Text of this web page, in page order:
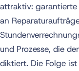
attraktiv: garantierte
an
und Prozesse, die
diktiert. Die Folge